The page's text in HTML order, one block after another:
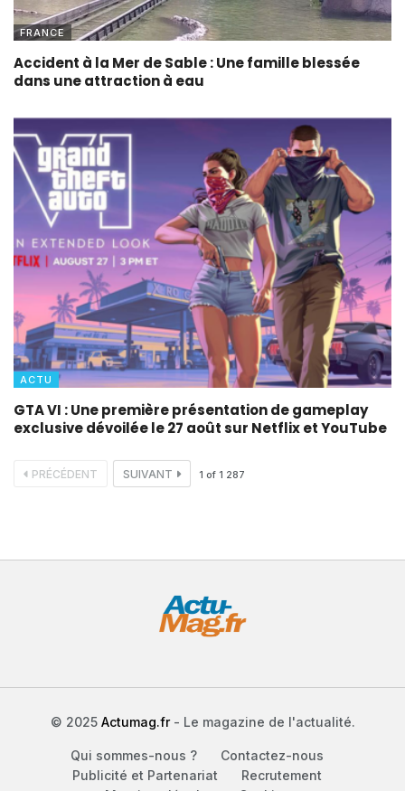
FRANCE
Accident à la Mer de Sable : Une famille blessée
dans une attraction à eau
ACTU
GTA VI : Une première présentation de gameplay
exclusive dévoilée le 27 août sur Netflix et YouTube
PRÉCÉDENT SUIVANT 1 of 1 287
© 2025 Actumag.fr- Le magazine de l'actualité.
Qui sommes-nous ?
Contactez-nous
Publicité et Partenariat
Recrutement